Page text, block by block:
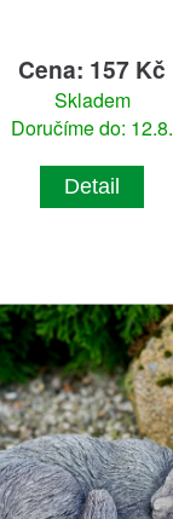
Cena: 157 Kč
Skladem
Doručíme do: 12.8.
Detail